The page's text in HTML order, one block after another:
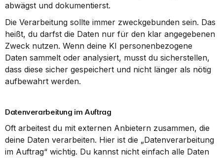
abwägst und dokumentierst.
Die Verarbeitung sollte immer zweckgebunden sein. Das
heißt, du darfst die Daten nur für den klar angegebenen
Zweck nutzen. Wenn deine KI personenbezogene
Daten sammelt oder analysiert, musst du sicherstellen,
dass diese sicher gespeichert und nicht länger als nötig
aufbewahrt werden.
Datenverarbeitung im Auftrag
Oft arbeitest du mit externen Anbietern zusammen, die
deine Daten verarbeiten. Hier ist die „Datenverarbeitung
im Auftrag“ wichtig. Du kannst nicht einfach alle Daten